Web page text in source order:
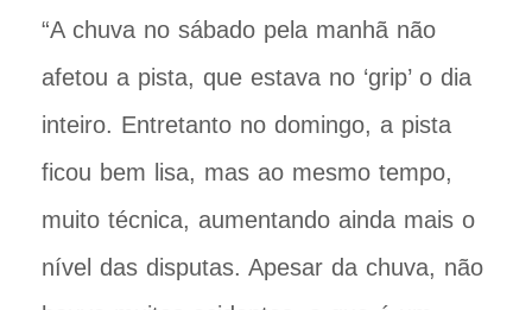
“A chuva no sábado pela manhã não
afetou a pista, que estava no ‘grip’ o dia
inteiro. Entretanto no domingo, a pista
ficou bem lisa, mas ao mesmo tempo,
muito técnica, aumentando ainda mais o
nível das disputas. Apesar da chuva, não